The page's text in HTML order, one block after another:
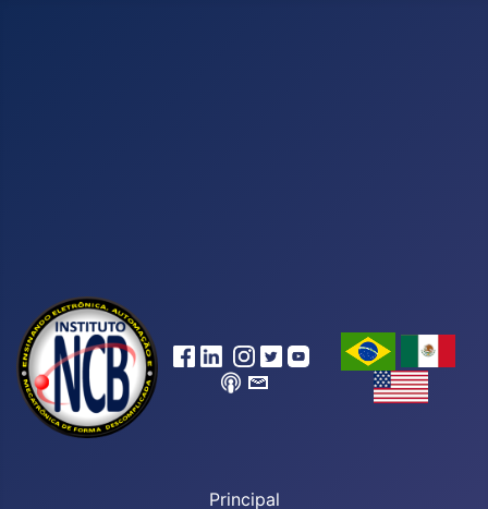
Principal